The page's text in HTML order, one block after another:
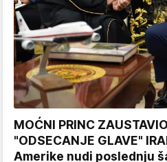
MOĆNI PRINC
"ODSECANJE GLAVE"
Amerike nudi poslednju